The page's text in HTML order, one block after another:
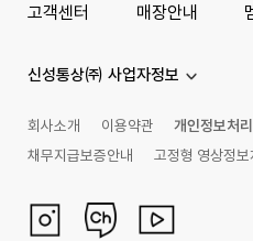
고객센터 매장안내
신성통상㈜ 사업자정보
회사소개 이용약관
개인정보처
채무지급보증안내
고정형 영상정